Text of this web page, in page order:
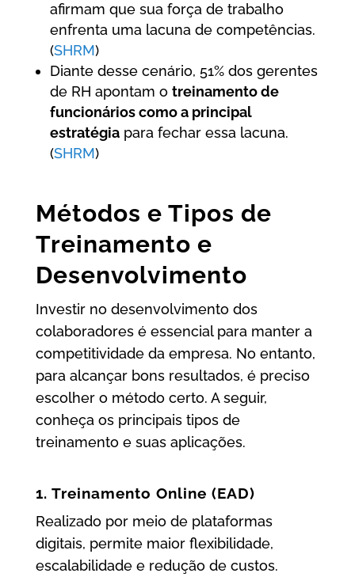
afirmam que sua força de trabalho
enfrenta uma lacuna de competências.
(SHRM)
Diante desse cenário, 51% dos gerentes
de RH apontam o treinamento de
funcionários como a principal
estratégiapara fechar essa lacuna.
(SHRM)
Métodos e Tipos de
Treinamento e
Desenvolvimento
Investir no desenvolvimento dos
colaboradores é essencial para manter a
competitividade da empresa. No entanto,
para alcançar bons resultados, é preciso
escolher o método certo. A seguir,
conheça os principais tipos de
treinamento e suas aplicações.
1. Treinamento Online (EAD)
Realizado por meio de plataformas
digitais, permite maior flexibilidade,
escalabilidade e redução de custos.